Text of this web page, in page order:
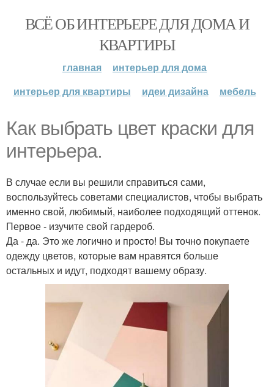
ВСЁ ОБ ИНТЕРЬЕРЕ ДЛЯ ДОМА И
КВАРТИРЫ
главная
интерьер для дома
интерьер для квартиры
идеи дизайна мебель
Как выбрать цвет краски для
интерьера.
В случае если вы решили справиться сами,
воспользуйтесь советами специалистов, чтобы выбрать
именно свой, любимый, наиболее подходящий оттенок.
Первое - изучите свой гардероб.
Да - да. Это же логично и просто! Вы точно покупаете
одежду цветов, которые вам нравятся больше
остальных и идут, подходят вашему образу.